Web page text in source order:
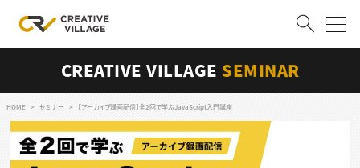
ログイン
RECRUIT
CREATIVE VILLAGE SEMINAR
HOME セミナー 【アーカイブ録画配信】全2回で学ぶJavaScript入門講座